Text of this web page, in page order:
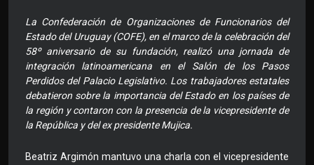
La Confederación de Organizaciones de Funcionarios del
Estado del Uruguay (COFE), en el marco de la celebración del
58º aniversario de su fundación, realizó una jornada de
integración latinoamericana en el Salón de los Pasos
Perdidos del Palacio Legislativo. Los trabajadores estatales
debatieron sobre la importancia del Estado en los países de
la región y contaron con la presencia de la vicepresidente de
la República y del ex presidente Mujica.
Beatriz Argimón mantuvo una charla con el vicepresidente